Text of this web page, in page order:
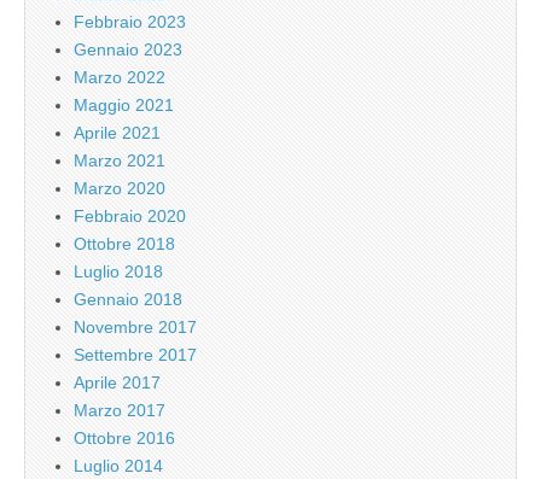
Febbraio 2023
Gennaio 2023
Marzo 2022
Maggio 2021
Aprile 2021
Marzo 2021
Marzo 2020
Febbraio 2020
Ottobre 2018
Luglio 2018
Gennaio 2018
Novembre 2017
Settembre 2017
Aprile 2017
Marzo 2017
Ottobre 2016
Luglio 2014